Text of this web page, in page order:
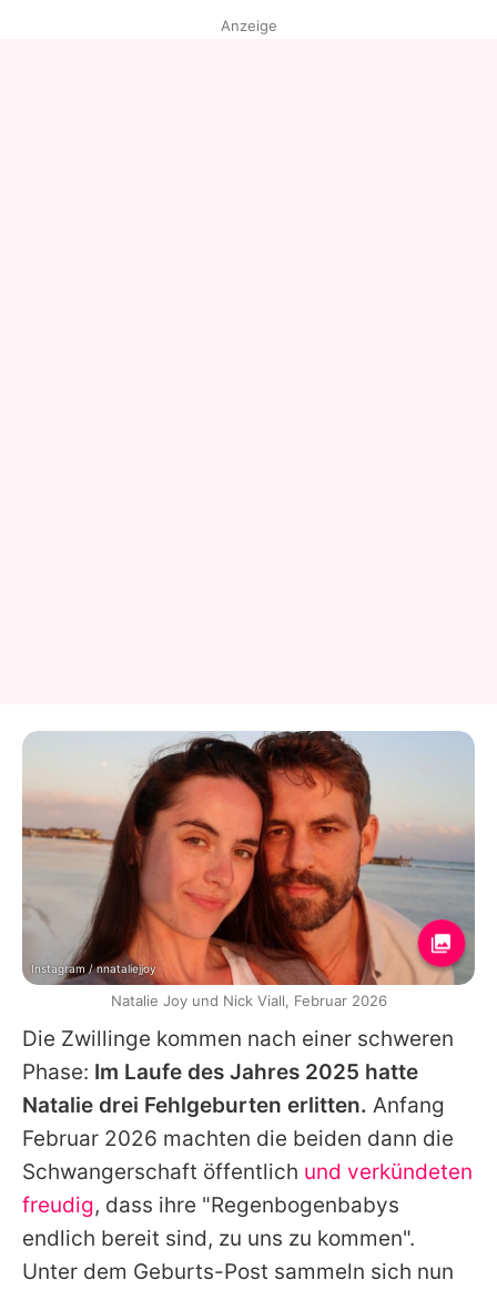
Die Zwillinge kommen nach einer schweren
Phase: Im Laufe des Jahres 2025 hatte
Natalie drei Fehlgeburten erlitten. Anfang
Februar 2026 machten die beiden dann die
Schwangerschaft öffentlich und verkündeten
freudig, dass ihre "Regenbogenbabys
endlich bereit sind, zu uns zu kommen".
Unter dem Geburts-Post sammeln sich nun
Anzeige
Instagram / nnataliejjoy
Natalie Joy und Nick Viall, Februar 2026